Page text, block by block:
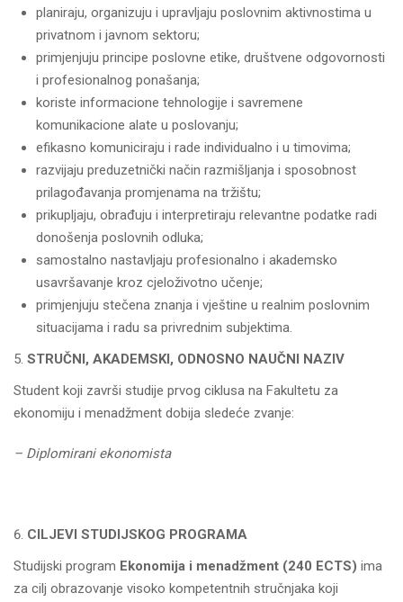
planiraju, organizuju i upravljaju poslovnim aktivnostima u
privatnom i javnom sektoru;
primjenjuju principe poslovne etike, društvene odgovornosti
i profesionalnog ponašanja;
koriste informacione tehnologije i savremene
komunikacione alate u poslovanju;
efikasno komuniciraju i rade individualno i u timovima;
razvijaju preduzetnički način razmišljanja i sposobnost
prilagođavanja promjenama na tržištu;
prikupljaju, obrađuju i interpretiraju relevantne podatke radi
donošenja poslovnih odluka;
samostalno nastavljaju profesionalno i akademsko
usavršavanje kroz cjeloživotno učenje;
primjenjuju stečena znanja i vještine u realnim poslovnim
situacijama i radu sa privrednim subjektima.
STRUČNI, AKADEMSKI, ODNOSNO NAUČNI NAZIV
Student koji završi studije prvog ciklusa na Fakultetu za
ekonomiju i menadžment dobija sledeće zvanje:
– Diplomirani ekonomista
CILJEVI STUDIJSKOG PROGRAMA
Studijski program Ekonomija i menadžment (240 ECTS) ima
za cilj obrazovanje visoko kompetentnih stručnjaka koji